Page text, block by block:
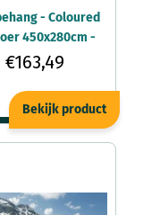
- Coloured
450x280cm -
Vliesbehang
€163,49
Bekijk product